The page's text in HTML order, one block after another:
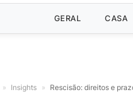
GERAL CASA
» Insights » Rescisão: direitos e